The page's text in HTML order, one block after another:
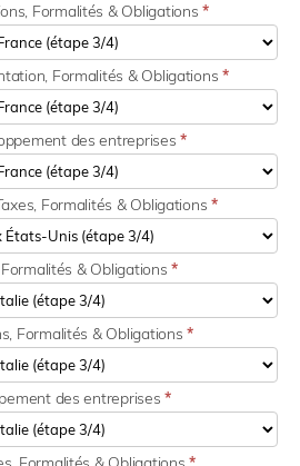
Formalités & Obligations*
Formalités & Obligations*
des entreprises*
Formalités & Obligations*
Formalités & Obligations*
Formalités & Obligations*
des entreprises*